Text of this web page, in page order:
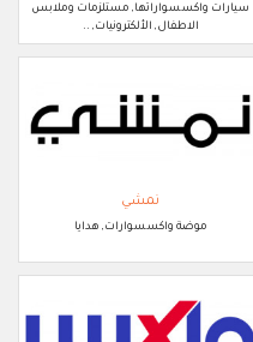
سيارات واكسسواراتها, مستلزمات وملابس
الاطفال, الألكترونيات, ..
نمشي
موضة واكسسوارات, هدايا